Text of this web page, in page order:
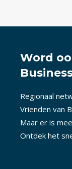
Word
Regionaal
Vrienden van
Maar er is
Ontdek het